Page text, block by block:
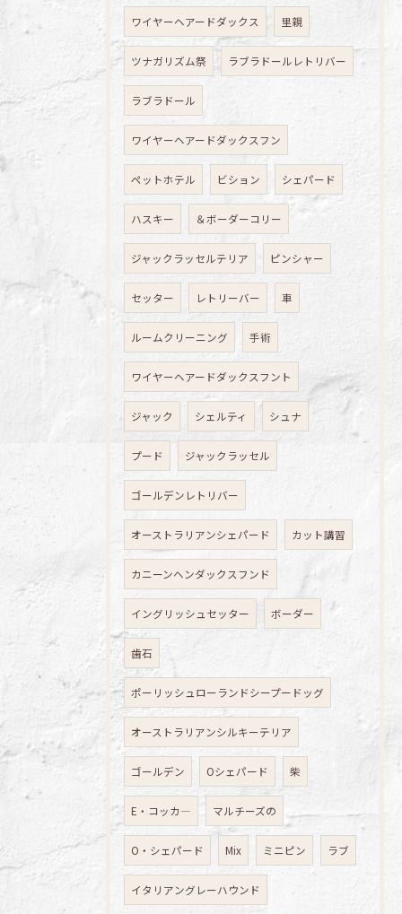
ワイヤーヘアードダックス 里親
ツナガリズム祭 ラブラドールレトリバー
ラブラドール
ワイヤーヘアードダックスフン
ペットホテル ビション シェパード
ハスキー ＆ボーダーコリー
ジャックラッセルテリア ピンシャー
セッター レトリーバー 車
ルームクリーニング 手術
ワイヤーヘアードダックスフント
ジャック シェルティ シュナ
プード ジャックラッセル
ゴールデンレトリバー
オーストラリアンシェパード カット講習
カニーンヘンダックスフンド
イングリッシュセッター ボーダー
歯石
ポーリッシュローランドシープードッグ
オーストラリアンシルキーテリア
ゴールデン Oシェパード 柴
E・コッカ― マルチーズの
O・シェパード Mix ミニピン ラブ
イタリアングレーハウンド